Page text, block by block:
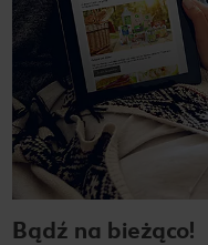
Bądź na bieżąco!